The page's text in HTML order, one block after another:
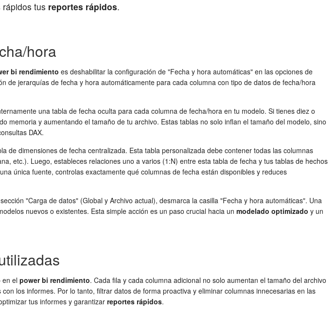
tus reportes rápidos.
hora
bi rendimiento es deshabilitar la configuración de "Fecha y hora automáticas" en las opciones de
de jerarquías de fecha y hora automáticamente para cada columna con tipo de datos de fecha/hora
una tabla de fecha oculta para cada columna de fecha/hora en tu modelo. Si tienes diez o
memoria y aumentando el tamaño de tu archivo. Estas tablas no solo inflan el tamaño del modelo, sino
DAX.
de dimensiones de fecha centralizada. Esta tabla personalizada debe contener todas las columnas
etc.). Luego, estableces relaciones uno a varios (1:N) entre esta tabla de fecha y tus tablas de hechos
única fuente, controlas exactamente qué columnas de fecha están disponibles y reduces
"Carga de datos" (Global y Archivo actual), desmarca la casilla "Fecha y hora automáticas". Una
nuevos o existentes. Esta simple acción es un paso crucial hacia un modelado optimizado y un
en el power bi rendimiento. Cada fila y cada columna adicional no solo aumentan el tamaño del archivo
los informes. Por lo tanto, filtrar datos de forma proactiva y eliminar columnas innecesarias en las
tus informes y garantizar reportes rápidos.